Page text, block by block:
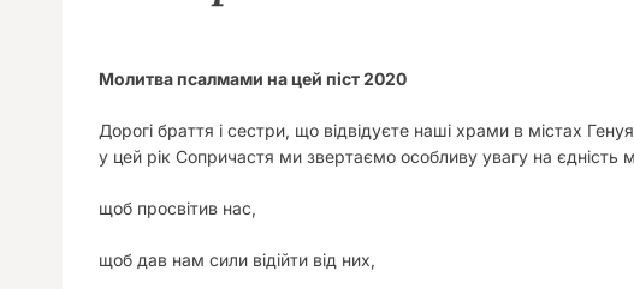
Молитва псалмами на цей піст 2020
Дорогі браття і сестри, що відвідуєте наші храми в містах
у цей рік Сопричастя ми звертаємо особливу увагу на
щоб просвітив нас,
щоб дав нам сили відійти від них,